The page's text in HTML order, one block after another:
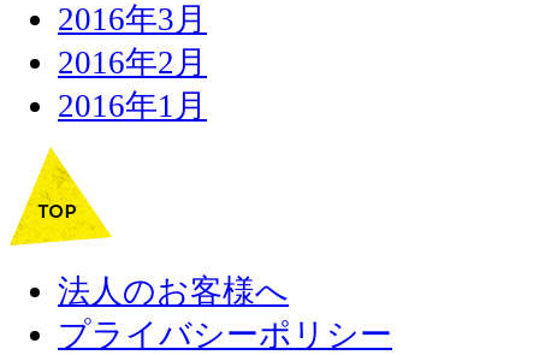
2016年3月
2016年2月
2016年1月
法人のお客様へ
プライバシーポリシー